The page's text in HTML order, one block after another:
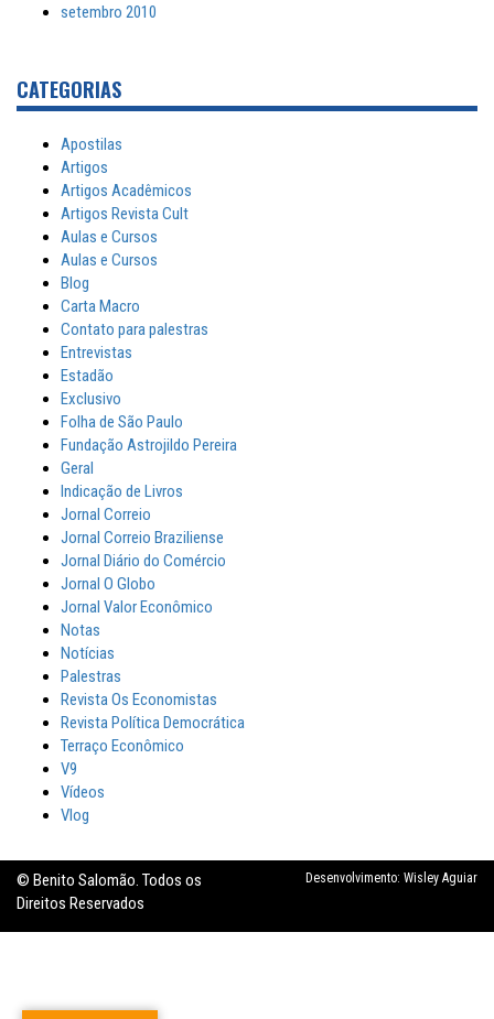
setembro 2010
CATEGORIAS
Apostilas
Artigos
Artigos Acadêmicos
Artigos Revista Cult
Aulas e Cursos
Aulas e Cursos
Blog
Carta Macro
Contato para palestras
Entrevistas
Estadão
Exclusivo
Folha de São Paulo
Fundação Astrojildo Pereira
Geral
Indicação de Livros
Jornal Correio
Jornal Correio Braziliense
Jornal Diário do Comércio
Jornal O Globo
Jornal Valor Econômico
Notas
Notícias
Palestras
Revista Os Economistas
Revista Política Democrática
Terraço Econômico
V9
Vídeos
Vlog
© Benito Salomão. Todos os
Direitos Reservados
Desenvolvimento: Wisley Aguiar